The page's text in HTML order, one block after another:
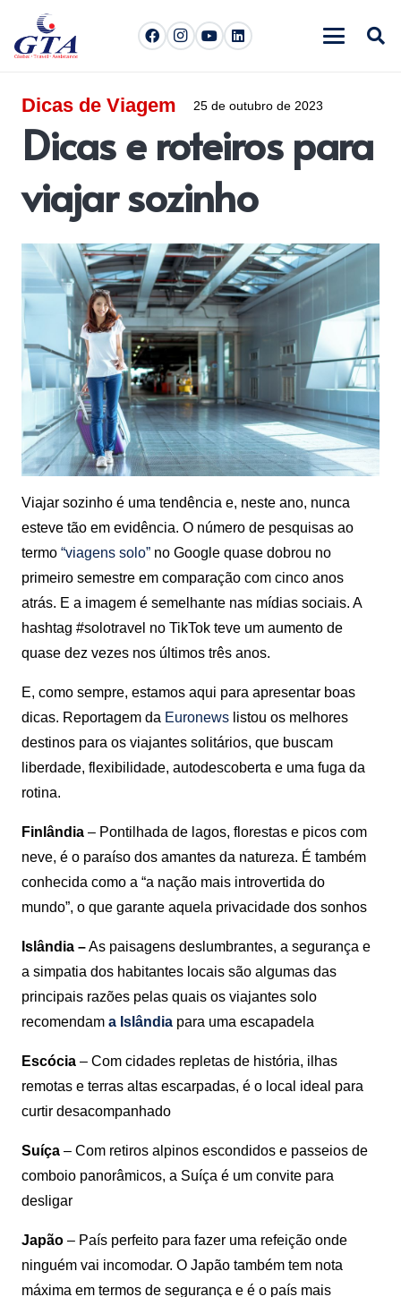
Dicas de Viagem 25 de outubro de 2023
Dicas e roteiros para
viajar sozinho
Viajar sozinho é uma tendência e, neste ano, nunca
esteve tão em evidência. O número de pesquisas ao
termo “viagens solo” no Google quase dobrou no
primeiro semestre em comparação com cinco anos
atrás. E a imagem é semelhante nas mídias sociais. A
hashtag #solotravel no TikTok teve um aumento de
quase dez vezes nos últimos três anos.
E, como sempre, estamos aqui para apresentar boas
dicas. Reportagem da Euronews listou os melhores
destinos para os viajantes solitários, que buscam
liberdade, flexibilidade, autodescoberta e uma fuga da
rotina.
Finlândia – Pontilhada de lagos, florestas e picos com
neve, é o paraíso dos amantes da natureza. É também
conhecida como a “a nação mais introvertida do
mundo”, o que garante aquela privacidade dos sonhos
Islândia –As paisagens deslumbrantes, a segurança e
a simpatia dos habitantes locais são algumas das
principais razões pelas quais os viajantes solo
recomendam a Islândia para uma escapadela
Escócia – Com cidades repletas de história, ilhas
remotas e terras altas escarpadas, é o local ideal para
curtir desacompanhado
Suíça – Com retiros alpinos escondidos e passeios de
comboio panorâmicos, a Suíça é um convite para
desligar
Japão – País perfeito para fazer uma refeição onde
ninguém vai incomodar. O Japão também tem nota
máxima em termos de segurança e é o país mais